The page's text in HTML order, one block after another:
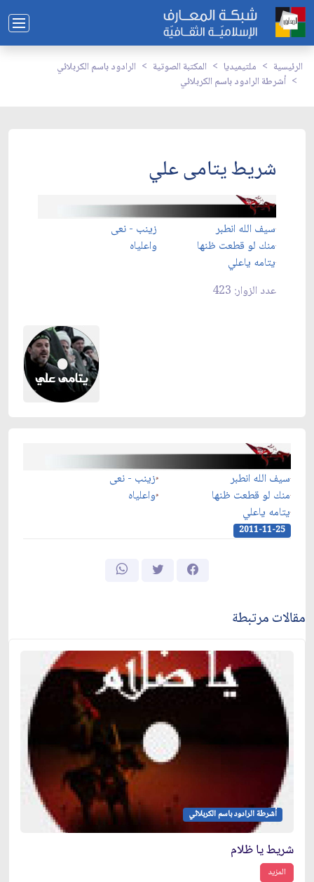
الرئيسية ملتيميديا المكتبة الصوتية
الرادود باسم الكربلائي
أشرطة الرادود باسم الكربلائي
شريط يتامى علي
سيف الله انطبر
زينب - نعى
منك لو قطعت ظنها
واعلياه
يتامه ياعلي
عدد الزوار: 423
سيف الله انطبر
زينب - نعى
منك لو قطعت ظنها
واعلياه
يتامه ياعلي
2011-11-25
مقالات مرتبطة
أشرطة الرادود باسم الكربلائي
شريط يا ظلام
المزيد